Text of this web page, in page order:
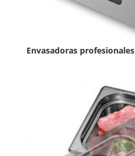
Envasadoras profesionales